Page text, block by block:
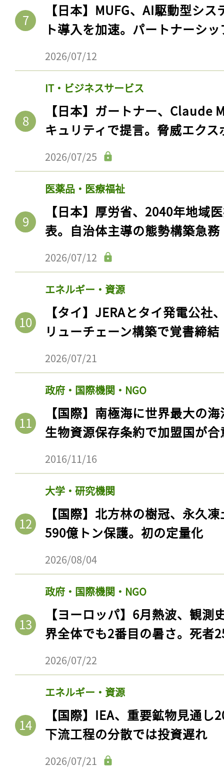
【日本】MUFG、AI駆動型シ
ト導入を加速。パートナーシ
2026/07/12
IT・ビジネスサービス
【日本】ガートナー、Claude
キュリティで提言。脅威エク
2026/07/25
医薬品・医療福祉
【日本】厚労省、2040年地域
表。自治体主導の態勢構築急務
2026/07/12
エネルギー・資源
【タイ】JERAとタイ発電公社
リューチェーン構築で覚書締結
2026/07/21
政府・国際機関・NGO
【国際】南極海に世界最大の
生物資源保存条約で加盟国が合
2016/11/16
大学・研究機関
【国際】北方林の樹冠、永久
590億トン保護。初の定量化
2026/08/04
政府・国際機関・NGO
【ヨーロッパ】6月熱波、観
界全体でも2番目の暑さ。死者
2026/07/22
エネルギー・資源
【国際】IEA、重要鉱物見通
下流工程の分散では投資遅れ
2026/07/21
記事をお気に入りに
ログインが必
会員登録